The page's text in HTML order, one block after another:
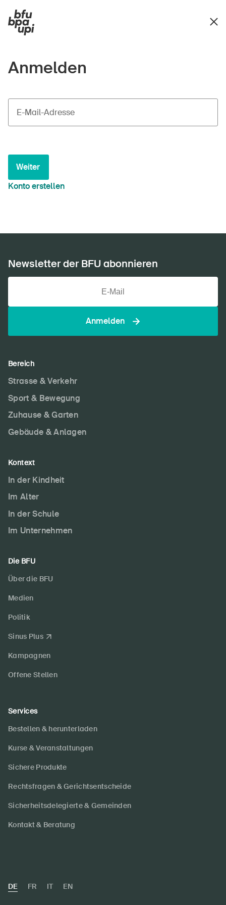
Anmelden
E-Mail-Adresse
Weiter
Konto erstellen
Newsletter der BFU abonnieren
Anmelden
Bereich
Strasse & Verkehr
Sport & Bewegung
Zuhause & Garten
Gebäude & Anlagen
Kontext
In der Kindheit
Im Alter
In der Schule
Im Unternehmen
Die BFU
Über die BFU
Medien
Politik
Sinus Plus
Kampagnen
Offene Stellen
Services
Bestellen & herunterladen
Kurse & Veranstaltungen
Sichere Produkte
Rechtsfragen & Gerichtsentscheide
Sicherheitsdelegierte & Gemeinden
Kontakt & Beratung
DE FR IT EN